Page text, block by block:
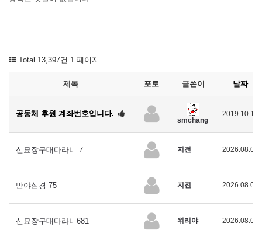
Total 13,397건 1 페이지
제목 포토 글쓴이 날짜
공동체 후원 계좌번호입니다.
smchang
2019.10.13
신묘장구대다라니 7 지전 2026.08.05
반야심경 75 지전 2026.08.05
신묘장구대다라니681 위리야 2026.08.02